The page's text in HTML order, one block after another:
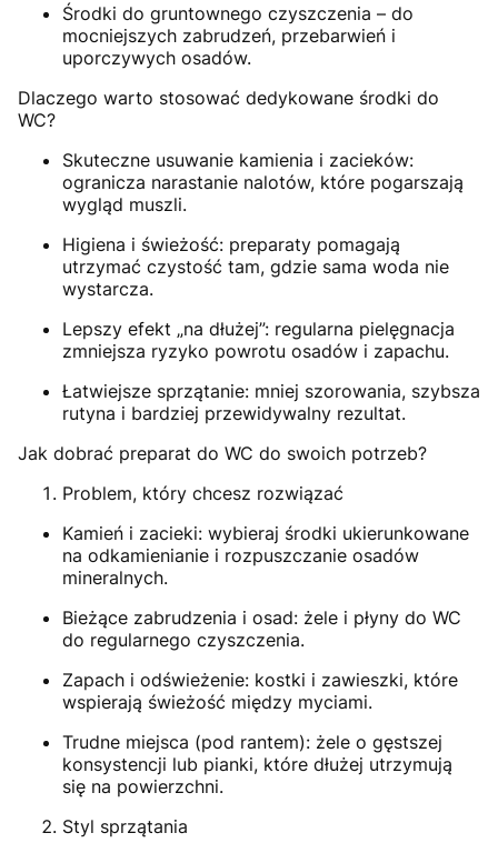
Środki do gruntownego czyszczenia – do
mocniejszych zabrudzeń, przebarwień i
uporczywych osadów.
Dlaczego warto stosować dedykowane środki do
WC?
Skuteczne usuwanie kamienia i zacieków:
ogranicza narastanie nalotów, które pogarszają
wygląd muszli.
Higiena i świeżość: preparaty pomagają
utrzymać czystość tam, gdzie sama woda nie
wystarcza.
Lepszy efekt „na dłużej”: regularna pielęgnacja
zmniejsza ryzyko powrotu osadów i zapachu.
Łatwiejsze sprzątanie: mniej szorowania, szybsza
rutyna i bardziej przewidywalny rezultat.
Jak dobrać preparat do WC do swoich potrzeb?
Problem, który chcesz rozwiązać
Kamień i zacieki: wybieraj środki ukierunkowane
na odkamienianie i rozpuszczanie osadów
mineralnych.
Bieżące zabrudzenia i osad: żele i płyny do WC
do regularnego czyszczenia.
Zapach i odświeżenie: kostki i zawieszki, które
wspierają świeżość między myciami.
Trudne miejsca (pod rantem): żele o gęstszej
konsystencji lub pianki, które dłużej utrzymują
się na powierzchni.
Styl sprzątania